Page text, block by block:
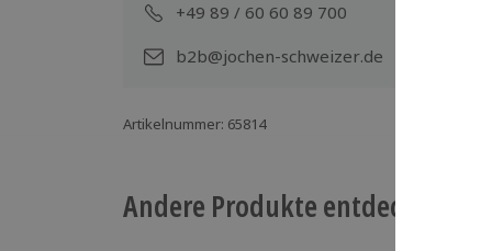
+49 89 / 60 60 89 700
b2b@jochen-schweizer.de
Artikelnummer: 65814
Andere Produkte entdecken